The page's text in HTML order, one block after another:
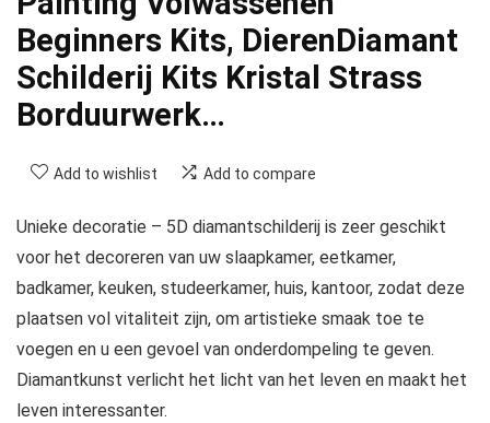
Beginners Kits, DierenDiamant
Schilderij Kits Kristal Strass
Borduurwerk…
Add to wishlist Add to compare
Unieke decoratie – 5D diamantschilderij is zeer geschikt
voor het decoreren van uw slaapkamer, eetkamer,
badkamer, keuken, studeerkamer, huis, kantoor, zodat deze
plaatsen vol vitaliteit zijn, om artistieke smaak toe te
voegen en u een gevoel van onderdompeling te geven.
Diamantkunst verlicht het licht van het leven en maakt het
leven interessanter.